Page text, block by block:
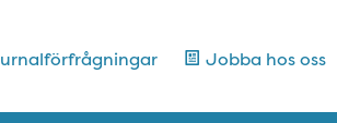
Jobba hos oss